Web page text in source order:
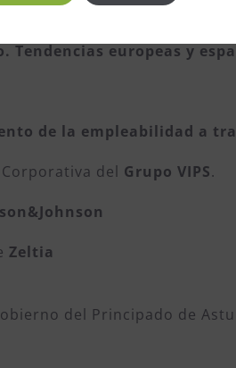
Calidad
Tendencias europeas y
de la empleabilidad a
del Grupo VIPS.
Zeltia
del Principado de